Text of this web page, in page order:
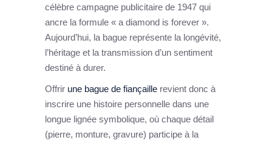
célèbre campagne publicitaire de 1947 qui
ancre la formule « a diamond is forever ».
Aujourd’hui, la bague représente la longévité,
l’héritage et la transmission d’un sentiment
destiné à durer.
Offrir une bague de fiançaille revient donc à
inscrire une histoire personnelle dans une
longue lignée symbolique, où chaque détail
(pierre, monture, gravure) participe à la